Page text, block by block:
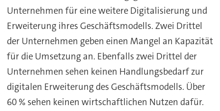
Unternehmen für eine weitere Digitalisierung und
Erweiterung ihres Geschäftsmodells. Zwei Drittel
der Unternehmen geben einen Mangel an Kapazität
für die Umsetzung an. Ebenfalls zwei Drittel der
Unternehmen sehen keinen Handlungsbedarf zur
digitalen Erweiterung des Geschäftsmodells. Über
60 % sehen keinen wirtschaftlichen Nutzen dafür.